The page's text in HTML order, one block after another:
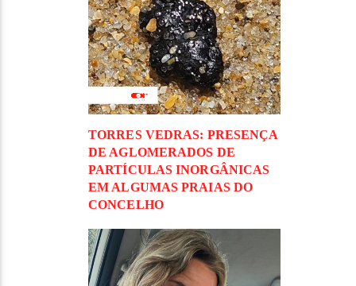
TORRES VEDRAS: PRESENÇA
DE AGLOMERADOS DE
PARTÍCULAS INORGÂNICAS
EM ALGUMAS PRAIAS DO
CONCELHO